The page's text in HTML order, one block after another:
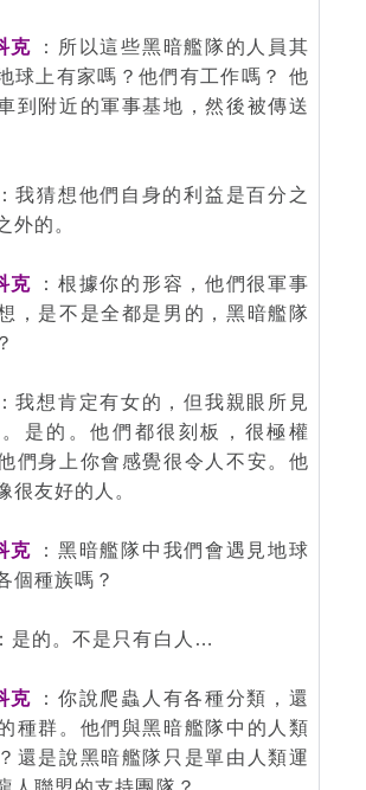
克
：所以這些黑暗艦隊的人員其
球上有家嗎？他們有工作嗎？ 他
到附近的軍事基地，然後被傳送
：我猜想他們自身的利益是百分之
外的。
克
：根據你的形容，他們很軍事
，是不是全都是男的，黑暗艦隊
：我想肯定有女的，但我親眼所見
是的。他們都很刻板，很極權
們身上你會感覺很令人不安。他
很友好的人。
克
：黑暗艦隊中我們會遇見地球
個種族嗎？
：是的。不是只有白人…
克
：你說爬蟲人有各種分類，還
種群。他們與黑暗艦隊中的人類
還是說黑暗艦隊只是單由人類運